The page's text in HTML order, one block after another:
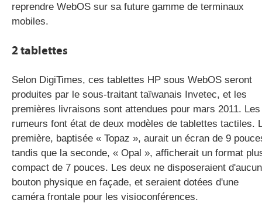
reprendre WebOS sur sa future gamme de terminaux
mobiles.
2 tablettes
Selon DigiTimes, ces tablettes HP sous WebOS seront
produites par le sous-traitant taïwanais Invetec, et les
premières livraisons sont attendues pour mars 2011. Les
rumeurs font état de deux modèles de tablettes tactiles.
première, baptisée « Topaz », aurait un écran de 9
tandis que la seconde, « Opal », afficherait un format
compact de 7 pouces. Les deux ne disposeraient d'aucun
bouton physique en façade, et seraient dotées d'une
caméra frontale pour les visioconférences.